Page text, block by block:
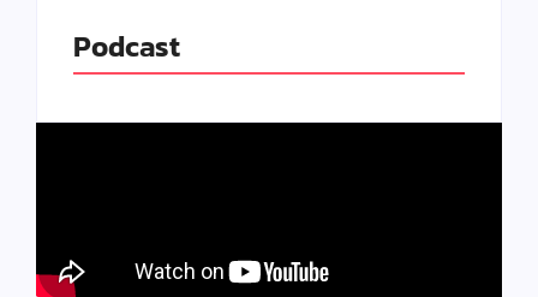
Podcast